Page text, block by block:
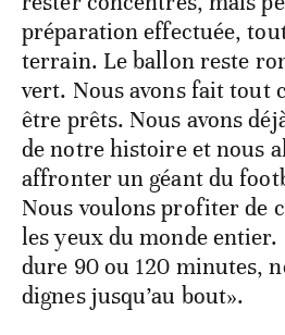
préparation effectuée,
terrain. Le ballon reste
vert. Nous avons fait tout
être prêts. Nous avons
de notre histoire et nous
affronter un géant du
Nous voulons profiter de
les yeux du monde entier.
dure 90 ou 120 minutes,
dignes jusqu’au bout».